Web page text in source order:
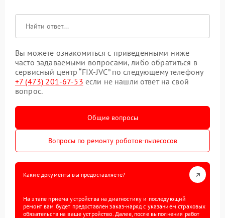
Вы можете ознакомиться с приведенными ниже
часто задаваемыми вопросами, либо обратиться в
сервисный центр “FIX-JVC” по следующему телефону
+7 (473) 201-67-53 если не нашли ответ на свой
вопрос.
Общие вопросы
Вопросы по ремонту роботов-пылесосов
Какие документы вы предоставляете?
На этапе приема устройства на диагностику и последующий
ремонт вам будет предоставлен заказ-наряд с указанием страховых
обязательств на ваше устройство. Далее, после выполнения работ